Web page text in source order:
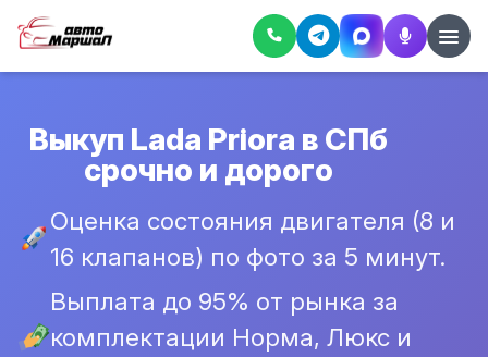
Выкуп Lada Priora в СПб
срочно и дорого
Оценка состояния двигателя (8 и
16 клапанов) по фото за 5 минут.
Выплата до 95% от рынка за
комплектации Норма, Люкс и